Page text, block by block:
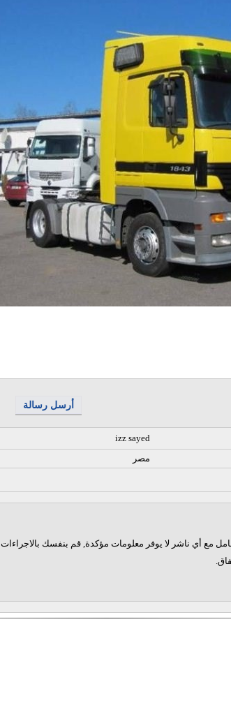
أرسل رسالة
izz sayed
مصر
مع أي ناشر لا يوفر معلومات مؤكدة, قم بنفسك بالاجراءات